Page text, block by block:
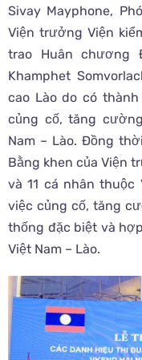
Sivay Mayphone,
Viện trưởng Viện
trao Huân chương
Khamphet
cao Lào do có
củng cố, tăng
Nam – Lào. Đồng
Bằng khen của Viện
và 11 cá nhân thuộc
việc củng cố, tăng
thống đặc biệt và
Việt Nam – Lào.